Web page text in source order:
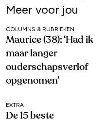
Meer voor jou
COLUMNS & RUBRIEKEN
Maurice (38): ‘Had ik
maar langer
ouderschapsverlof
opgenomen’
EXTRA
De 15 beste